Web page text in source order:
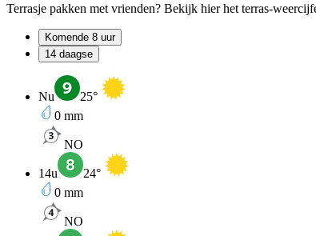
Terrasje pakken met vrienden? Bekijk hier het terras-
Komende 8 uur
14 daagse
Nu 25°
0 mm
NO
14u 24°
0 mm
NO